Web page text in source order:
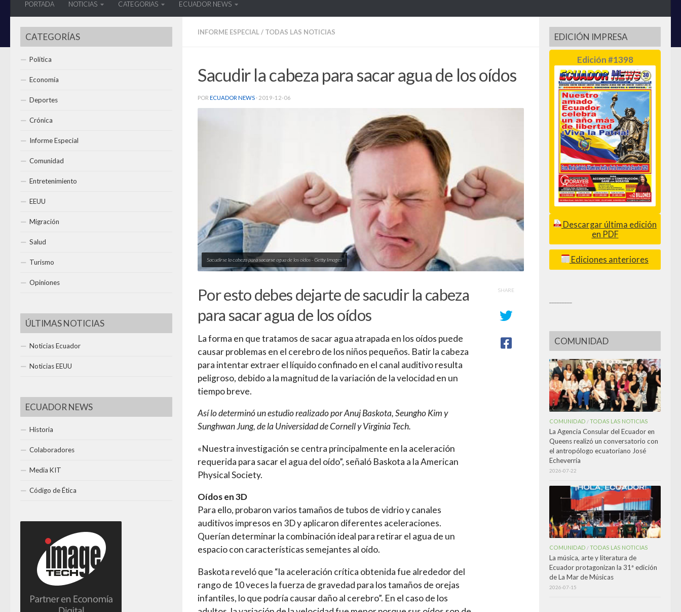
PORTADA NOTICIAS CATEGORIAS ECUADOR NEWS
INFORME ESPECIAL / TODAS LAS NOTICIAS
Sacudir la cabeza para sacar agua de los oídos
POR ECUADOR NEWS · 2019-12-06
Sacudirse la cabeza para sacarse agua de los oídos - Getty Images
Por esto debes dejarte de sacudir la cabeza
para sacar agua de los oídos
La forma en que tratamos de sacar agua atrapada en los oídos puede
causar problemas en el cerebro de los niños pequeños. Batir la cabeza
para intentar extraer el líquido confinado en el canal auditivo resulta
peligroso, debido a la magnitud de la variación de la velocidad en un
tiempo breve.
Así lo determinó un estudio realizado por Anuj Baskota, Seungho Kim y
Sunghwan Jung, de la Universidad de Cornell y Virginia Tech.
«Nuestra investigación se centra principalmente en la aceleración
requerida para sacar el agua del oído”, señaló Baskota a la American
Physical Society.
Oídos en 3D
Para ello, probaron varios tamaños de tubos de vidrio y canales
auditivos impresos en 3D y aplicaron diferentes aceleraciones.
Querían determinar la combinación ideal para retirar el agua de un
espacio con características semejantes al oído.
Baskota reveló que “la aceleración crítica obtenida fue alrededor del
rango de 10 veces la fuerza de gravedad para los tamaños de orejas
infantiles, lo que podría causar daño al cerebro”. En el caso de los
SHARE
CATEGORÍAS
Política
Economía
Deportes
Crónica
Informe Especial
Comunidad
Entretenimiento
EEUU
Migración
Salud
Turismo
Opiniones
ÚLTIMAS NOTICIAS
Noticias Ecuador
Noticias EEUU
ECUADOR NEWS
Historia
Colaboradores
Media KIT
Código de Ética
EDICIÓN IMPRESA
Edición #1398
Descargar última edición
en PDF
Ediciones anteriores
COMUNIDAD
COMUNIDAD /TODAS LAS NOTICIAS
La Agencia Consular del Ecuador en
Queens realizó un conversatorio con
el antropólogo ecuatoriano José
Echeverría
2026-07-22
COMUNIDAD /TODAS LAS NOTICIAS
La música, arte y literatura de
Ecuador protagonizan la 31ª edición
de La Mar de Músicas
2026-07-15